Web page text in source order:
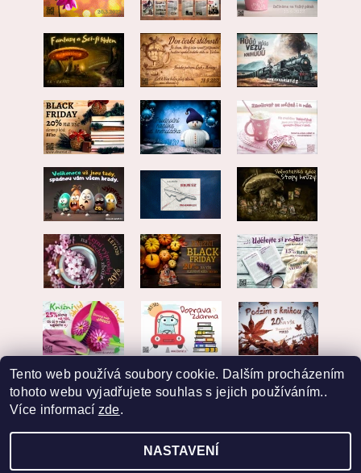
Tento web používá soubory cookie. Dalším procházením
tohoto webu vyjadřujete souhlas s jejich používáním..
Více informací zde.
NASTAVENÍ